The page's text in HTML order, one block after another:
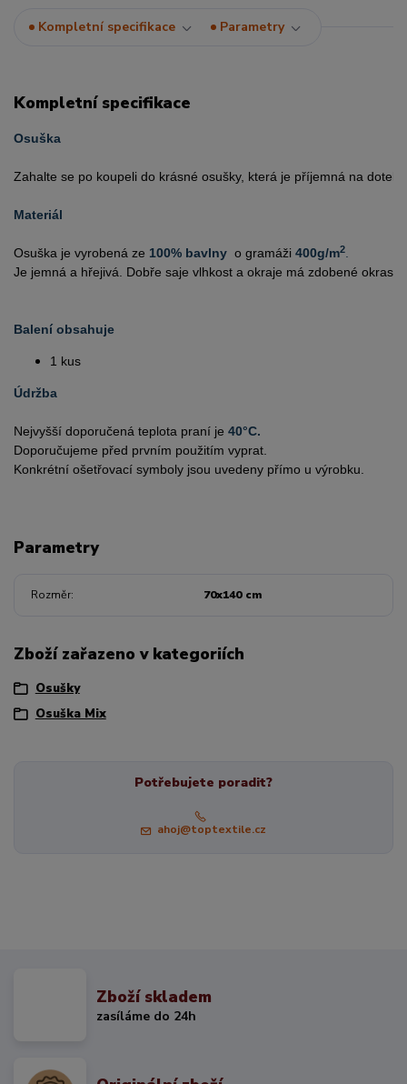
Kompletní specifikace Parametry
Kompletní specifikace
Osuška
Zahalte se po koupeli do krásné osušky, která je příjemná na dotek.
Materiál
Osuška je vyrobená ze 100% bavlny o gramáži 400g/m2
Je jemná a hřejivá. Dobře saje vlhkost a okraje má zdobené
Balení obsahuje
1 kus
Údržba
Nejvyšší doporučená teplota praní je 40°C.
Doporučujeme před prvním použitím vyprat.
Konkrétní ošetřovací symboly jsou uvedeny přímo u výrobku.
Parametry
Rozměr 70x140 cm
Zboží zařazeno v kategoriích
Osušky
Osuška Mix
Potřebujete poradit?
ahoj@toptextile.cz
Zboží skladem
zasíláme do 24h